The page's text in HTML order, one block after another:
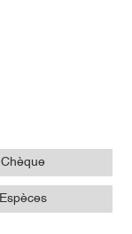
Chèque
Espèces